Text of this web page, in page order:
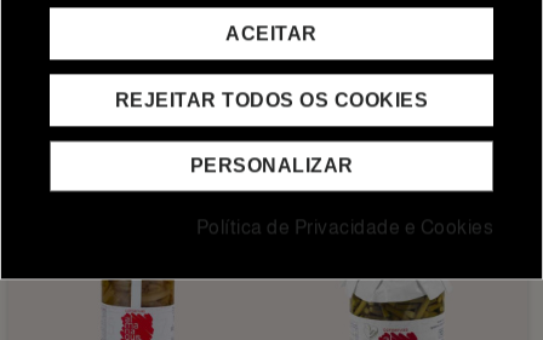
FRANCÊS AO NATURAL
3,60 €
ADICIONAR AO CARRINHO
INTEIROS 1ª 8/12 FR 720ML
5,50 €
ADICIONAR AO CARRINHO
ACEITAR
REJEITAR TODOS OS COOKIES
PERSONALIZAR
Política de Privacidade e Cookies